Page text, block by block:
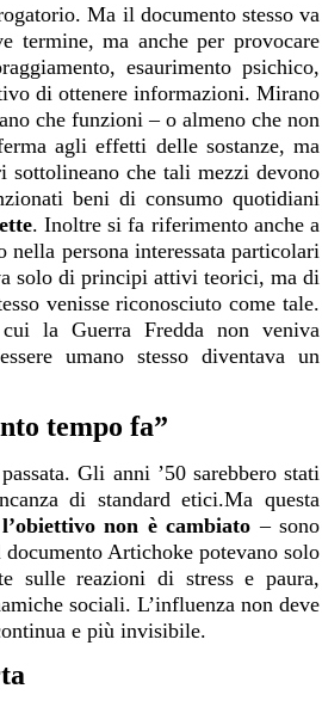
Ma il documento stesso va
termine, ma anche per provocare
esaurimento psichico,
di ottenere informazioni. Mirano
che funzioni – o almeno che non
agli effetti delle sostanze, ma
sottolineano che tali mezzi devono
beni di consumo quotidiani
. Inoltre si fa riferimento anche a
persona interessata particolari
solo di principi attivi teorici, ma di
venisse riconosciuto come tale.
la Guerra Fredda non veniva
umano stesso diventava un
tempo fa”
Gli anni ’50 sarebbero stati
di standard etici.Ma questa
l’obiettivo non è cambiato – sono
Artichoke potevano solo
sulle reazioni di stress e paura,
sociali. L’influenza non deve
e più invisibile.